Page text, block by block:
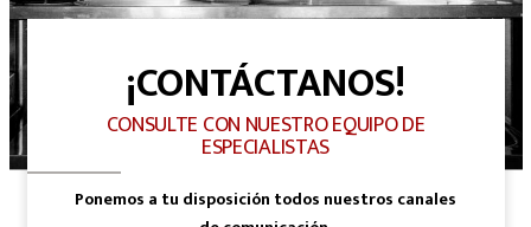
¡CONTÁCTANOS!
CONSULTE CON NUESTRO EQUIPO DE
ESPECIALISTAS
Ponemos a tu disposición todos nuestros canales